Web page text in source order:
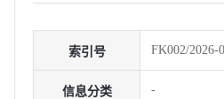
索引号 FK002/2026-
信息分类 -